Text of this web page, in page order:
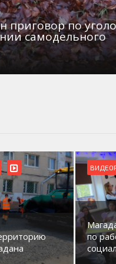
приговор по
самодельного
проекту
из групп
В